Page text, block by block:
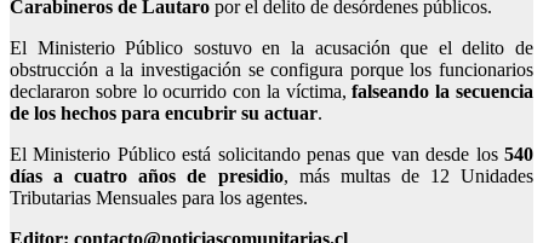
Carabineros de Lautaro por el delito de desórdenes públicos.
El Ministerio Público sostuvo en la acusación que el delito de
obstrucción a la investigación se configura porque los funcionarios
declararon sobre lo ocurrido con la víctima,falseando la secuencia
de los hechos para encubrir su actuar.
El Ministerio Público está solicitando penas que van desde los 540
días a cuatro años de presidio, más multas de 12 Unidades
Tributarias Mensuales para los agentes.
Editor: contacto@noticiascomunitarias.cl